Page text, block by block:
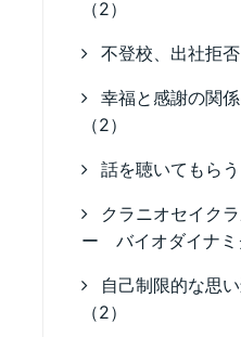
（2）
不登校、出社拒否
幸福と感謝の関
（2）
話を聴いてもらう
クラニオセイク
ー バイオダイナミ
自己制限的な思
（2）